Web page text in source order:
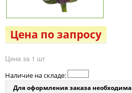
Цена по запросу
Цена за 1 шт
Наличие на складе:
Для оформления заказа необходима